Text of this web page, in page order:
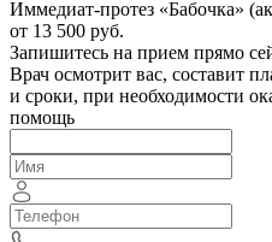
Иммедиат-протез «Бабочка»
от 13 500 руб.
Запишитесь на прием прямо
Врач осмотрит вас, составит
и сроки, при необходимости
помощь